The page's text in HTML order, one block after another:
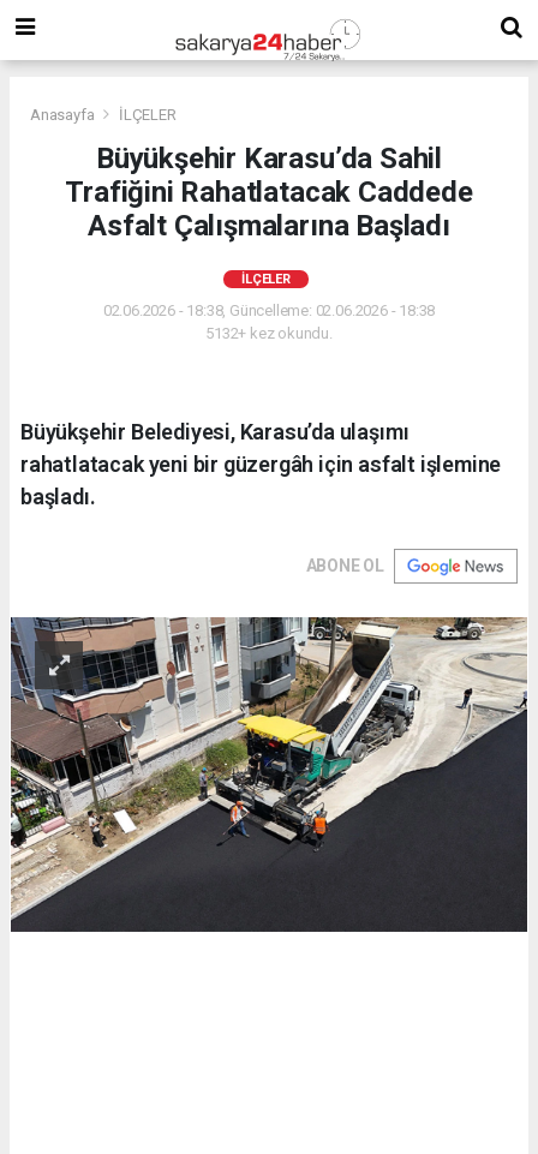
Anasayfa İLÇELER
Büyükşehir Karasu’da Sahil
Trafiğini Rahatlatacak Caddede
Asfalt Çalışmalarına Başladı
İLÇELER
02.06.2026 - 18:38, Güncelleme: 02.06.2026 - 18:38
5132+ kez okundu.
Büyükşehir Belediyesi, Karasu’da ulaşımı
rahatlatacak yeni bir güzergâh için asfalt işlemine
başladı.
ABONE OL